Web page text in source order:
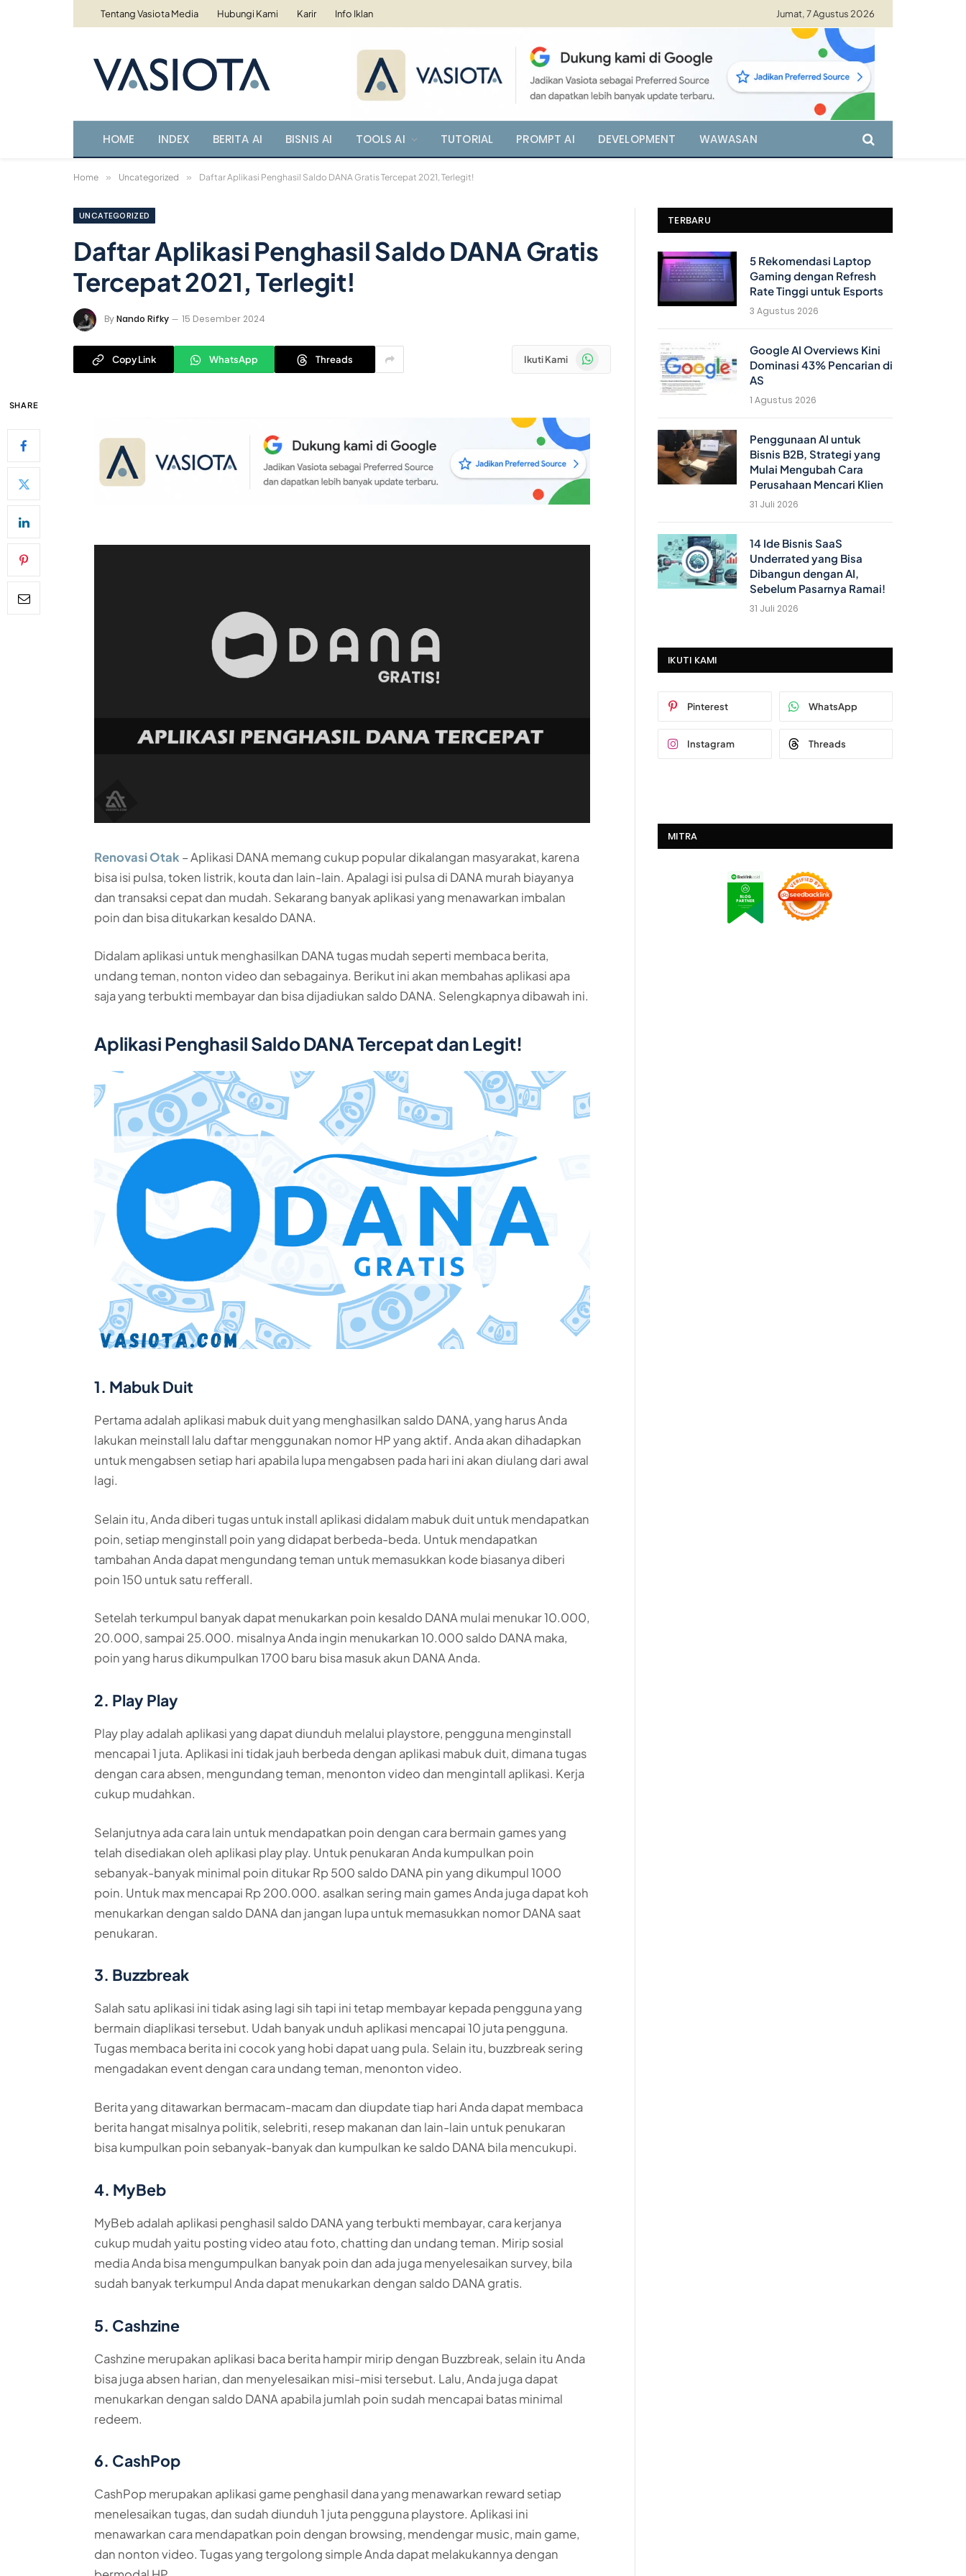
Tentang Vasiota Media Hubungi Kami Karir Info Iklan Jumat, 7 Agustus 2026
HOME INDEX BERITA AI BISNIS AI TOOLS AI TUTORIAL PROMPT AI DEVELOPMENT WAWASAN
Home » Uncategorized » Daftar Aplikasi Penghasil Saldo DANA Gratis Tercepat 2021, Terlegit!
UNCATEGORIZED
Daftar Aplikasi Penghasil Saldo DANA Gratis
Tercepat 2021, Terlegit!
ByNando Rifky 15 Desember 2024
Copy Link WhatsApp Threads Ikuti Kami WhatsApp
SHARE
Renovasi Otak – Aplikasi DANA memang cukup popular dikalangan masyarakat, karena
bisa isi pulsa, token listrik, kouta dan lain-lain. Apalagi isi pulsa di DANA murah biayanya
dan transaksi cepat dan mudah. Sekarang banyak aplikasi yang menawarkan imbalan
poin dan bisa ditukarkan kesaldo DANA.
Didalam aplikasi untuk menghasilkan DANA tugas mudah seperti membaca berita,
undang teman, nonton video dan sebagainya. Berikut ini akan membahas aplikasi apa
saja yang terbukti membayar dan bisa dijadiukan saldo DANA. Selengkapnya dibawah ini.
Aplikasi Penghasil Saldo DANA Tercepat dan Legit!
1. Mabuk Duit
Pertama adalah aplikasi mabuk duit yang menghasilkan saldo DANA, yang harus Anda
lakukan meinstall lalu daftar menggunakan nomor HP yang aktif. Anda akan dihadapkan
untuk mengabsen setiap hari apabila lupa mengabsen pada hari ini akan diulang dari awal
lagi.
Selain itu, Anda diberi tugas untuk install aplikasi didalam mabuk duit untuk mendapatkan
poin, setiap menginstall poin yang didapat berbeda-beda. Untuk mendapatkan
tambahan Anda dapat mengundang teman untuk memasukkan kode biasanya diberi
poin 150 untuk satu refferall.
Setelah terkumpul banyak dapat menukarkan poin kesaldo DANA mulai menukar 10.000,
20.000, sampai 25.000. misalnya Anda ingin menukarkan 10.000 saldo DANA maka,
poin yang harus dikumpulkan 1700 baru bisa masuk akun DANA Anda.
2. Play Play
Play play adalah aplikasi yang dapat diunduh melalui playstore, pengguna menginstall
mencapai 1 juta. Aplikasi ini tidak jauh berbeda dengan aplikasi mabuk duit, dimana tugas
dengan cara absen, mengundang teman, menonton video dan mengintall aplikasi. Kerja
cukup mudahkan.
Selanjutnya ada cara lain untuk mendapatkan poin dengan cara bermain games yang
telah disediakan oleh aplikasi play play. Untuk penukaran Anda kumpulkan poin
sebanyak-banyak minimal poin ditukar Rp 500 saldo DANA pin yang dikumpul 1000
poin. Untuk max mencapai Rp 200.000. asalkan sering main games Anda juga dapat koh
menukarkan dengan saldo DANA dan jangan lupa untuk memasukkan nomor DANA saat
penukaran.
3. Buzzbreak
Salah satu aplikasi ini tidak asing lagi sih tapi ini tetap membayar kepada pengguna yang
bermain diaplikasi tersebut. Udah banyak unduh aplikasi mencapai 10 juta pengguna.
Tugas membaca berita ini cocok yang hobi dapat uang pula. Selain itu, buzzbreak sering
mengadakan event dengan cara undang teman, menonton video.
Berita yang ditawarkan bermacam-macam dan diupdate tiap hari Anda dapat membaca
berita hangat misalnya politik, selebriti, resep makanan dan lain-lain untuk penukaran
bisa kumpulkan poin sebanyak-banyak dan kumpulkan ke saldo DANA bila mencukupi.
4. MyBeb
MyBeb adalah aplikasi penghasil saldo DANA yang terbukti membayar, cara kerjanya
cukup mudah yaitu posting video atau foto, chatting dan undang teman. Mirip sosial
media Anda bisa mengumpulkan banyak poin dan ada juga menyelesaikan survey, bila
sudah banyak terkumpul Anda dapat menukarkan dengan saldo DANA gratis.
5. Cashzine
Cashzine merupakan aplikasi baca berita hampir mirip dengan Buzzbreak, selain itu Anda
bisa juga absen harian, dan menyelesaikan misi-misi tersebut. Lalu, Anda juga dapat
menukarkan dengan saldo DANA apabila jumlah poin sudah mencapai batas minimal
redeem.
6. CashPop
CashPop merupakan aplikasi game penghasil dana yang menawarkan reward setiap
menelesaikan tugas, dan sudah diunduh 1 juta pengguna playstore. Aplikasi ini
menawarkan cara mendapatkan poin dengan browsing, mendengar music, main game,
dan nonton video. Tugas yang tergolong simple Anda dapat melakukannya dengan
TERBARU
5 Rekomendasi Laptop
Gaming dengan Refresh
Rate Tinggi untuk Esports
3 Agustus 2026
Google AI Overviews Kini
Dominasi 43% Pencarian di
AS
1 Agustus 2026
Penggunaan AI untuk
Bisnis B2B, Strategi yang
Mulai Mengubah Cara
Perusahaan Mencari Klien
31 Juli 2026
14 Ide Bisnis SaaS
Underrated yang Bisa
Dibangun dengan AI,
Sebelum Pasarnya Ramai!
31 Juli 2026
IKUTI KAMI
Pinterest WhatsApp
Instagram Threads
MITRA